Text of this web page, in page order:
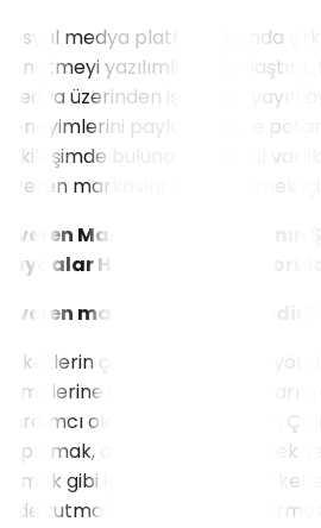
Sosyal medya platformlarında
yönetmeyi yazılımlar kolaylaştırır.
medya üzerinden iş ilanları
deneyimlerini paylaşabilir ve
etkileşimde bulunabilir. Dijital
işveren markasını güçlendirmek
İşveren Markası
Faydalar Hakkında Sıkça
İşveren markası yazılımı nedir?
Şirketlerin çalışan deneyimini
etmelerine ve işveren
yardımcı olan dijital araçlardır.
toplamak, anketler düzenlemek
etmek gibi işlevler sunarak,
elde tutma stratejilerini